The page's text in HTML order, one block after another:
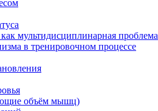
мультидисциплинарная проблема
в тренировочном процессе
объём мышц)